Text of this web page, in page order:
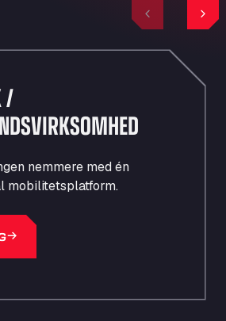
Previous
/
nemmere med én
mobilitetsplatform.